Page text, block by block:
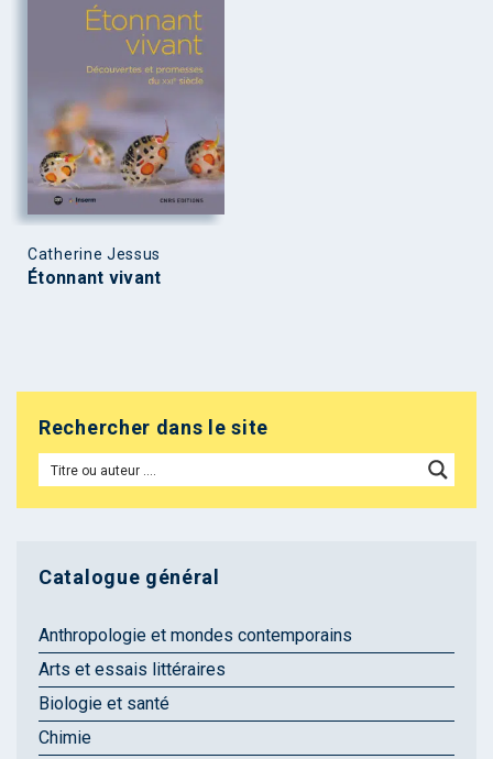
Catherine Jessus
Étonnant vivant
Rechercher dans le site
Catalogue général
Anthropologie et mondes contemporains
Arts et essais littéraires
Biologie et santé
Chimie